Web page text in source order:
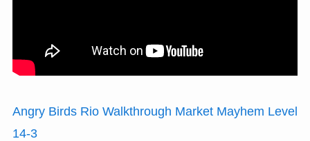
Angry Birds Rio Walkthrough Market Mayhem Level
14-3